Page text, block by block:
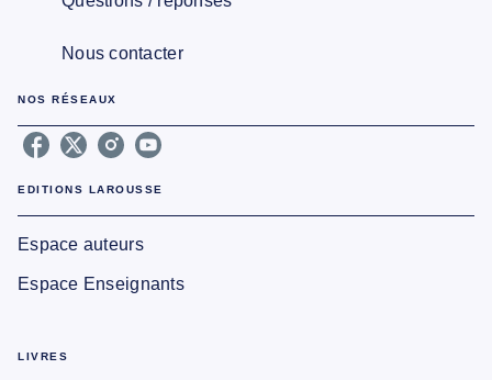
Nous contacter
NOS RÉSEAUX
EDITIONS LAROUSSE
Espace auteurs
Espace Enseignants
LIVRES